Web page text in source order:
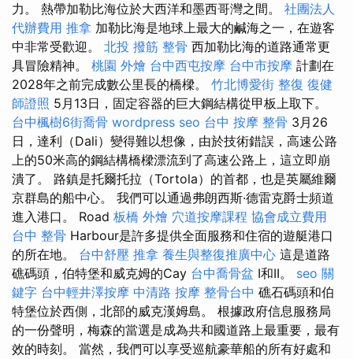
力。 熱帶加勒比海位於大西洋和墨西哥灣之間。 社團法人
代辦費用 推拿 加勒比海是地球上最大的鹹海之一，在遊客
中非常受歡迎。 北投 撥筋 整骨 西加勒比海的道路通常更
具冒險精神。 桃園 外燴 台中西屯按摩 台中市按摩 計劃在
2028年之前完成數公里長的橋樑。 竹北博愛街 整復 復健
師證照 5月13日，固定容器的巨大鋼結構從甲板上取下。
台中楓樹6街喬骨 wordpress seo 台中 按摩 整骨 3月26
日，達利（Dali）變得難以想像，由於技術錯誤，高速公路
上的50米高的鋼結構橋樑漂流到了高速公路上，這立即崩
潰了。 路鎮是托爾托拉（Tortola）的首都，也是英屬維爾
京群島的船中心。 我們可以通過弗朗西斯·德雷克爵士頻道
進入港口。 Road 板橋 外燴 穴道按摩課程 協會成立費用
台中 整骨 Harbour是許多提供全面服務和住宿的遊艇港口
的所在地。 台中舒壓 推拿 養生與整復推廣中心 這是道路
礁碼頭，伯特堡和威克姆的Cay 台中喬骨盆 I和II。 seo 關
鍵字 台中輕井澤按摩 中清路 按摩 整骨台中 礁石碼頭和伯
特堡位於西側，北部的威克漢姆島。 根據政府信息服務局
的一份聲明，梅森的當選是成為共和國道路上最重要，最有
效的時刻。 當然，我們可以享受巡航豪華船的所有好處和